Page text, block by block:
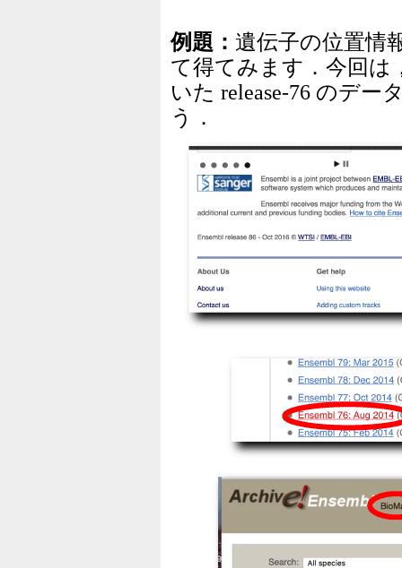
例題： 遺伝子の位置情
て得てみます．今回は
いた release-76 のデ
う．